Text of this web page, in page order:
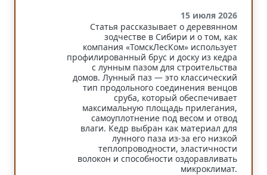
15 июля 2026
Статья рассказывает о деревянном
зодчестве в Сибири и о том, как
компания «ТомскЛесКом» использует
профилированный брус и доску из кедра
с лунным пазом для строительства
домов. Лунный паз — это классический
тип продольного соединения венцов
сруба, который обеспечивает
максимальную площадь прилегания,
самоуплотнение под весом и отвод
влаги. Кедр выбран как материал для
лунного паза из-за его низкой
теплопроводности, эластичности
волокон и способности оздоравливать
микроклимат.